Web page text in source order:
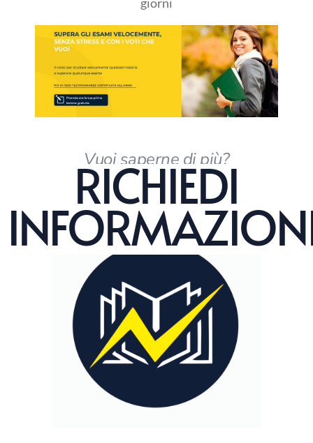
Vuoi saperne di più?
RICHIEDI